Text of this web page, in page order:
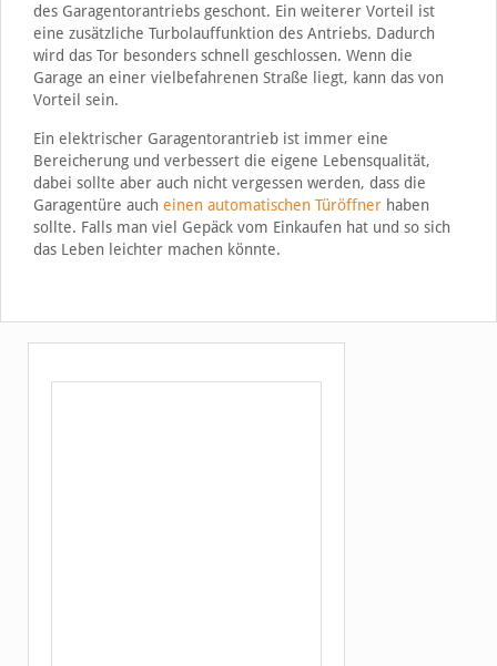
des Garagentorantriebs geschont. Ein weiterer Vorteil ist
eine zusätzliche Turbolauffunktion des Antriebs. Dadurch
wird das Tor besonders schnell geschlossen. Wenn die
Garage an einer vielbefahrenen Straße liegt, kann das von
Vorteil sein.
Ein elektrischer Garagentorantrieb ist immer eine
Bereicherung und verbessert die eigene Lebensqualität,
dabei sollte aber auch nicht vergessen werden, dass die
Garagentüre auch einen automatischen Türöffnerhaben
sollte. Falls man viel Gepäck vom Einkaufen hat und so sich
das Leben leichter machen könnte.